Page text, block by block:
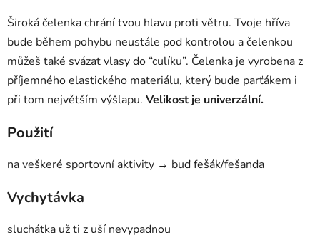
Široká čelenka chrání tvou hlavu proti větru. Tvoje hříva
bude během pohybu neustále pod kontrolou a čelenkou
můžeš také svázat vlasy do “culíku”. Čelenka je vyrobena z
příjemného elastického materiálu, který bude parťákem i
při tom největším výšlapu. Velikost je univerzální.
Použití
na veškeré sportovní aktivity → buď fešák/fešanda
Vychytávka
sluchátka už ti z uší nevypadnou